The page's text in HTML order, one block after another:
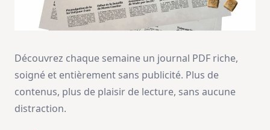
Découvrez chaque semaine un journal PDF riche,
soigné et entièrement sans publicité. Plus de
contenus, plus de plaisir de lecture, sans aucune
distraction.